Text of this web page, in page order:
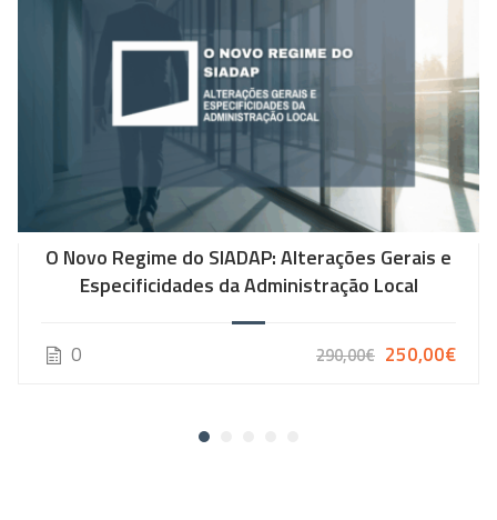
O Novo Regime do SIADAP: Alterações Gerais e
Especificidades da Administração Local
0 290,00€ 250,00€